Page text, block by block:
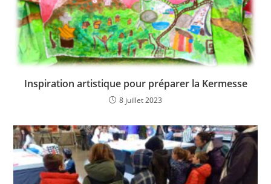
Inspiration artistique pour préparer la Kermesse
8 juillet 2023